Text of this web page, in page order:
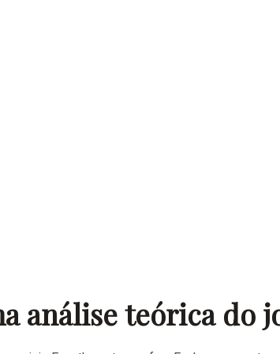
análise teórica do